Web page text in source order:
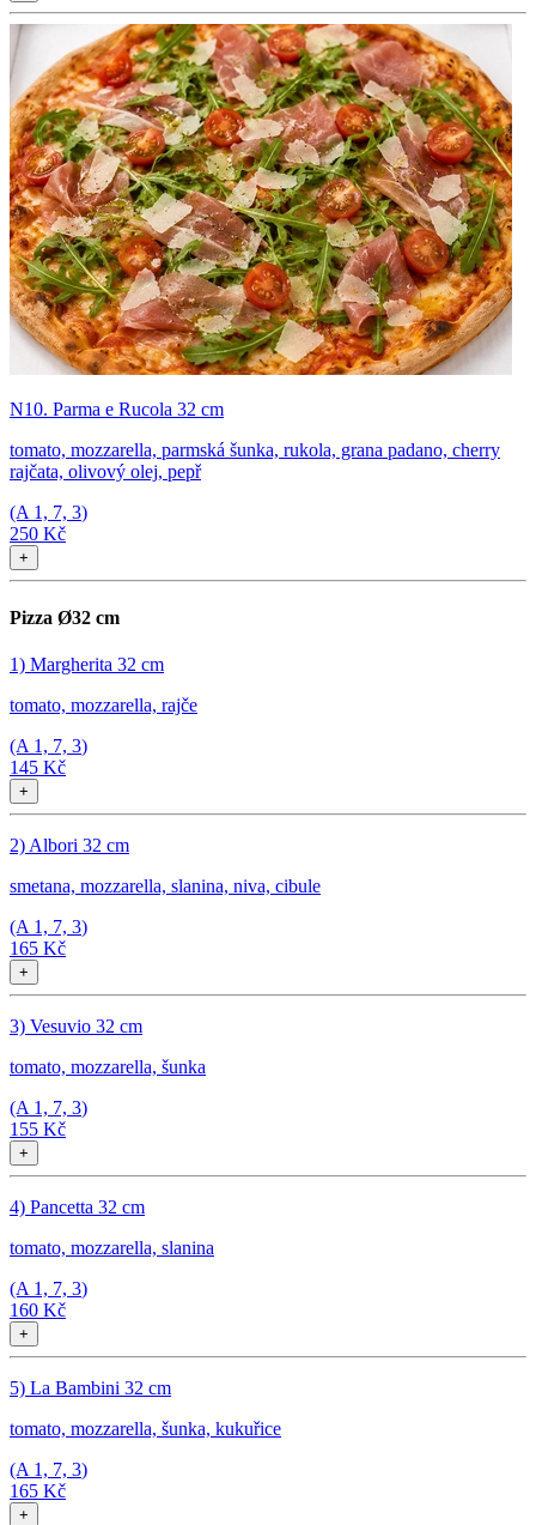
N10. Parma e Rucola 32 cm
tomato, mozzarella, parmská šunka, rukola, grana padano, cherry
rajčata, olivový olej, pepř
(A 1, 7, 3)
250 Kč
+
Pizza Ø32 cm
1) Margherita 32 cm
tomato, mozzarella, rajče
(A 1, 7, 3)
145 Kč
+
2) Albori 32 cm
smetana, mozzarella, slanina, niva, cibule
(A 1, 7, 3)
165 Kč
+
3) Vesuvio 32 cm
tomato, mozzarella, šunka
(A 1, 7, 3)
155 Kč
+
4) Pancetta 32 cm
tomato, mozzarella, slanina
(A 1, 7, 3)
160 Kč
+
5) La Bambini 32 cm
tomato, mozzarella, šunka, kukuřice
(A 1, 7, 3)
165 Kč
+